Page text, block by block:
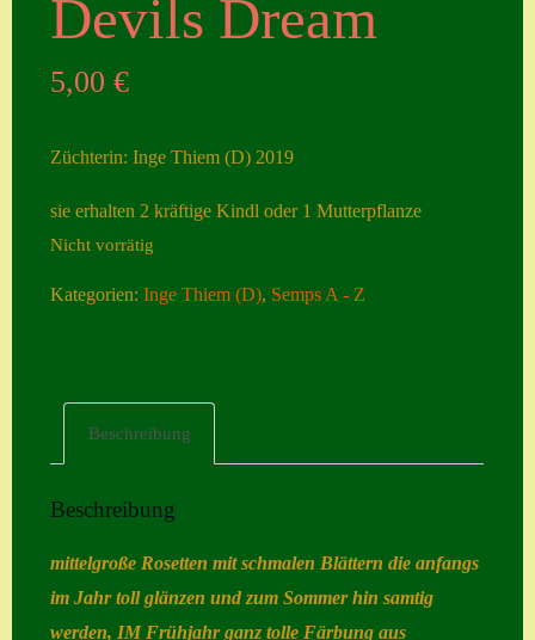
Seiten
ngen
Home
Devils Dream
5,00€
Züchterin: Inge Thiem (D) 2019
sie erhalten 2 kräftige Kindl oder 1 Mutterpflanze
Nicht vorrätig
Kategorien:Inge Thiem (D), Semps A - Z
Beschreibung
Beschreibung
mittelgroße Rosetten mit schmalen Blättern die anfangs
im Jahr toll glänzen und zum Sommer hin samtig
werden, IM Frühjahr ganz tolle Färbung aus